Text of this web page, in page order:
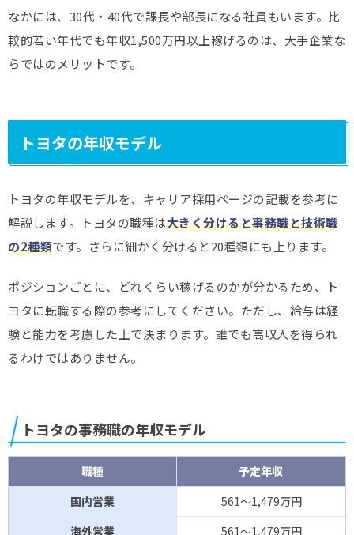
なかには、30代・40代で課長や部長になる社員もいます。比
較的若い年代でも年収1,500万円以上稼げるのは、大手企業な
らではのメリットです。
トヨタの年収モデル
トヨタの年収モデルを、キャリア採用ページの記載を参考に
解説します。トヨタの職種は大きく分けると事務職と技術職
の2種類です。さらに細かく分けると20種類にも上ります。
ポジションごとに、どれくらい稼げるのかが分かるため、ト
ヨタに転職する際の参考にしてください。ただし、給与は経
験と能力を考慮した上で決まります。誰でも高収入を得られ
るわけではありません。
トヨタの事務職の年収モデル
職種
予定年収
国内営業
561～1,479万円
海外営業
561～1,479万円